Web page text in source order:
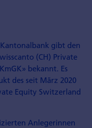
gibt den
(CH) Private
bekannt. Es
des seit März 2020
Equity Switzerland
Anlegerinnen